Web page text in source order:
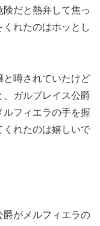
険だと熱弁して焦っ
れたのはホッとし
と噂されていたけど
、ガルブレイス公爵
フィエラの手を握
くれたのは嬉しいで
爵がメルフィエラの